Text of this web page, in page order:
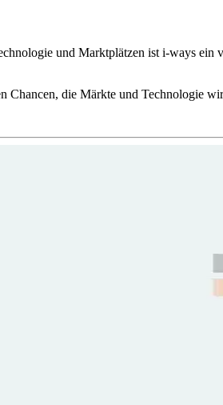
und Marktplätzen ist i-ways
Chancen, die Märkte und Technologie